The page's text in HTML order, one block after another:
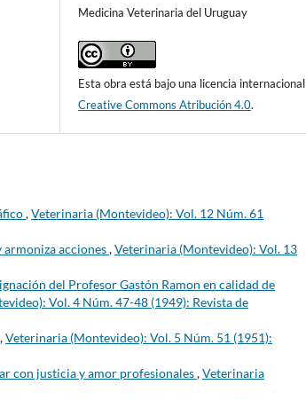
Medicina Veterinaria del Uruguay
Esta obra está bajo una licencia internacional
Creative Commons Atribución 4.0.
,Veterinaria (Montevideo): Vol. 12 Núm. 61
armoniza acciones,Veterinaria (Montevideo): Vol. 13
del Profesor Gastón Ramon en calidad de
Vol. 4 Núm. 47-48 (1949): Revista de
,Veterinaria (Montevideo): Vol. 5 Núm. 51 (1951):
con justicia y amor profesionales,Veterinaria